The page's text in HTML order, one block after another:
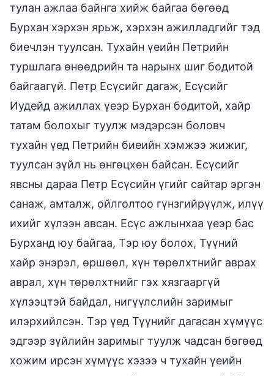
тулан ажлаа байнга хийж байгаа бөгөөд
Бурхан хэрхэн ярьж, хэрхэн ажилладгийг тэд
биечлэн туулсан. Тухайн үеийн Петрийн
туршлага өнөөдрийн та нарынх шиг бодитой
байгаагүй. Петр Есүсийг дагаж, Есүсийг
Иудейд ажиллах үеэр Бурхан бодитой, хайр
татам болохыг туулж мэдэрсэн боловч
тухайн үед Петрийн биеийн хэмжээ жижиг,
туулсан зүйл нь өнгөцхөн байсан. Есүсийг
явсны дараа Петр Есүсийн үгийг сайтар эргэн
санаж, амталж, ойлголтоо гүнзгийрүүлж, илүү
ихийг хүлээн авсан. Есүс ажлынхаа үеэр бас
Бурханд юу байгаа, Тэр юу болох, Түүний
хайр энэрэл, өршөөл, хүн төрөлхтнийг аврах
аврал, хүн төрөлхтнийг гэх хязгааргүй
хүлээцтэй байдал, нигүүлслийн заримыг
илэрхийлсэн. Тэр үед Түүнийг дагасан хүмүүс
эдгээр зүйлийн заримыг туулж чадсан бөгөөд
хожим ирсэн хүмүүс хэзээ ч тухайн үеийн